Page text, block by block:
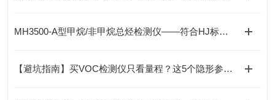
MH3500-A型甲烷/非甲烷总烃检测仪——符合HJ标准的现场便携GC-FID检测方案
【避坑指南】买VOC检测仪只看量程？这5个隐形参数（响应时间/恢复时间）更重要